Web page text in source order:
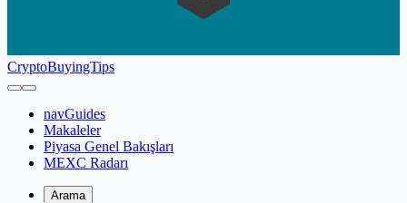
CryptoBuyingTips
navGuides
Makaleler
Piyasa Genel Bakışları
MEXC Radarı
Arama